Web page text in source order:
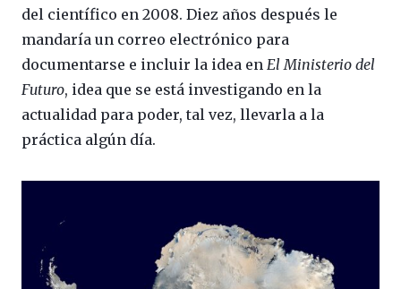
del científico en 2008. Diez años después le
mandaría un correo electrónico para
documentarse e incluir la idea en El Ministerio del
Futuro, idea que se está investigando en la
actualidad para poder, tal vez, llevarla a la
práctica algún día.